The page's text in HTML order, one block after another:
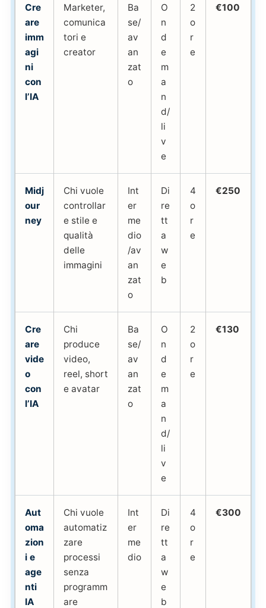
Cre
are
imm
agi
ni
con
l’IA
Marketer,
comunica
tori e
creator
Ba
se/
av
an
zat
o
O
n
d
e
m
a
n
d/
li
v
e
2
o
r
e
€100
Midj
our
ney
Chi vuole
controllar
e stile e
qualità
delle
immagini
Int
er
me
dio
/av
an
zat
o
Di
re
tt
a
w
e
b
4
o
r
e
€250
Cre
are
vide
o
con
l’IA
Chi
produce
video,
reel, short
e avatar
Ba
se/
av
an
zat
o
O
n
d
e
m
a
n
d/
li
v
e
2
o
r
e
€130
Aut
oma
zion
i e
age
nti
IA
Chi vuole
automatiz
zare
processi
senza
programm
are
Int
er
me
dio
Di
re
tt
a
w
e
b
4
o
r
e
€300